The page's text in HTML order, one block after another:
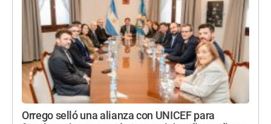
Orrego selló una alianza con UNICEF para